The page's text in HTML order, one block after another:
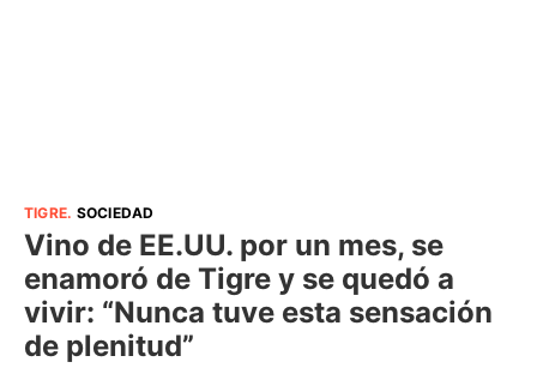
TIGRE. SOCIEDAD
Vino de EE.UU. por un mes, se
enamoró de Tigre y se quedó a
vivir: “Nunca tuve esta sensación
de plenitud”